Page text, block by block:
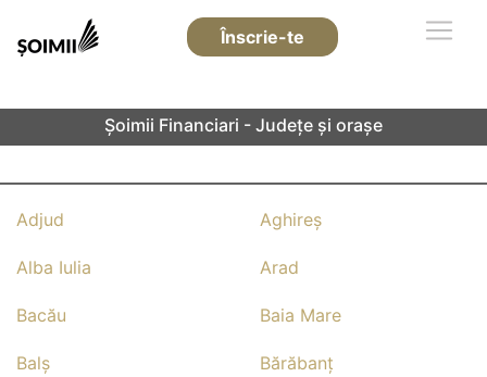
Înscrie-te
Șoimii Financiari - Județe și orașe
Adjud Aghireş
Alba Iulia Arad
Bacău Baia Mare
Balş Bărăbanţ